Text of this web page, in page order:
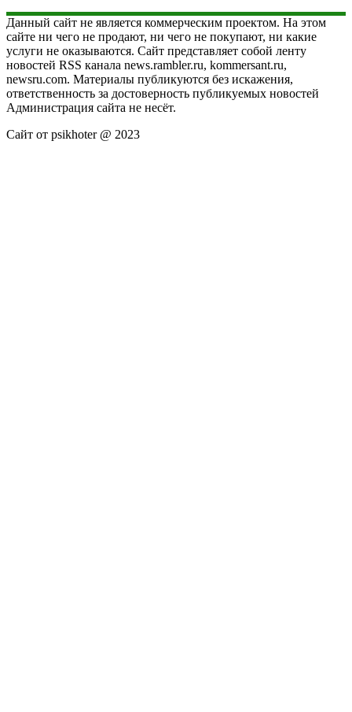
Данный сайт не является коммерческим проектом. На этом
сайте ни чего не продают, ни чего не покупают, ни какие
услуги не оказываются. Сайт представляет собой ленту
новостей RSS канала news.rambler.ru, kommersant.ru,
newsru.com. Материалы публикуются без искажения,
ответственность за достоверность публикуемых новостей
Администрация сайта не несёт.
Сайт от psikhoter @ 2023